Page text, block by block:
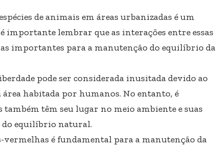
de animais em áreas urbanizadas é um
importante lembrar que as interações entre essas
importantes para a manutenção do equilíbrio da
pode ser considerada inusitada devido ao
habitada por humanos. No entanto, é
têm seu lugar no meio ambiente e suas
do equilíbrio natural.
vermelhas é fundamental para a manutenção da